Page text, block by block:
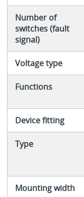
Number of
switches (fault
signal)
Voltage type
Functions
Device fitting
Type
Mounting width